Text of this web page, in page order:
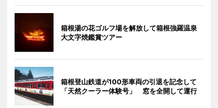
箱根湯の花ゴルフ場を解放して箱根強羅温泉
大文字焼鑑賞ツアー
箱根登山鉄道が100形車両の引退を記念して
「天然クーラー体験号」 窓を全開して運行